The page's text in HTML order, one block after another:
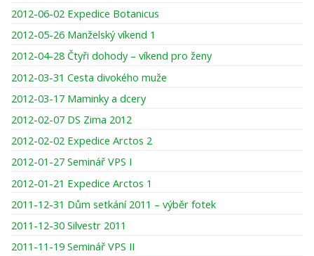
2012-06-02 Expedice Botanicus
2012-05-26 Manželský víkend 1
2012-04-28 Čtyři dohody – víkend pro ženy
2012-03-31 Cesta divokého muže
2012-03-17 Maminky a dcery
2012-02-07 DS Zima 2012
2012-02-02 Expedice Arctos 2
2012-01-27 Seminář VPS I
2012-01-21 Expedice Arctos 1
2011-12-31 Dům setkání 2011 – výběr fotek
2011-12-30 Silvestr 2011
2011-11-19 Seminář VPS II